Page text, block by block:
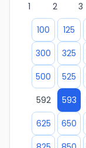
1
2 3
100
125
300
325
500
525
592
593
625
650